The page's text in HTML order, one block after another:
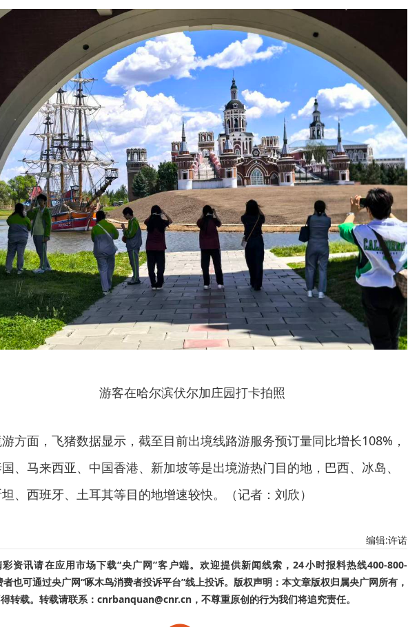
游客在哈尔滨伏尔加庄园打卡拍照
方面，飞猪数据显示，截至目前出境线路游服务预订量同比增长108%，
、马来西亚、中国香港、新加坡等是出境游热门目的地，巴西、冰岛、
、西班牙、土耳其等目的地增速较快。（记者：刘欣）
编辑:许诺
资讯请在应用市场下载“央广网”客户端。欢迎提供新闻线索，24小时报料热线400-800-
也可通过央广网“啄木鸟消费者投诉平台”线上投诉。版权声明：本文章版权归属央广网所有，
转载。转载请联系：cnrbanquan@cnr.cn，不尊重原创的行为我们将追究责任。